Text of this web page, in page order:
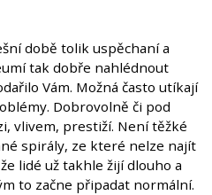
době tolik uspěchaní a
tak dobře nahlédnout
Vám. Možná často utíkají
Dobrovolně či pod
vlivem, prestiží. Není těžké
spirály, ze které nelze najít
lidé už takhle žijí dlouho a
to začne připadat normální.